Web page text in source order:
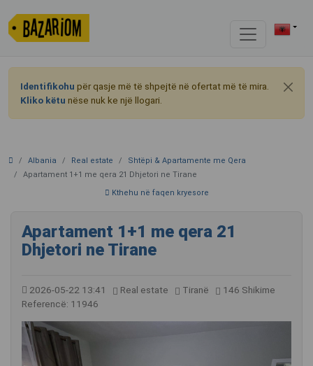
Identifikohu për qasje më të shpejtë në ofertat më të mira.
Kliko këtu nëse nuk ke një llogari.
Albania Real estate
Shtëpi & Apartamente me Qera
Apartament 1+1 me qera 21 Dhjetori ne Tirane
Kthehu në faqen kryesore
Apartament 1+1 me qera 21
Dhjetori ne Tirane
2026-05-22 13:41 Real estate Tiranë
146 Shikime
Referencë: 11946